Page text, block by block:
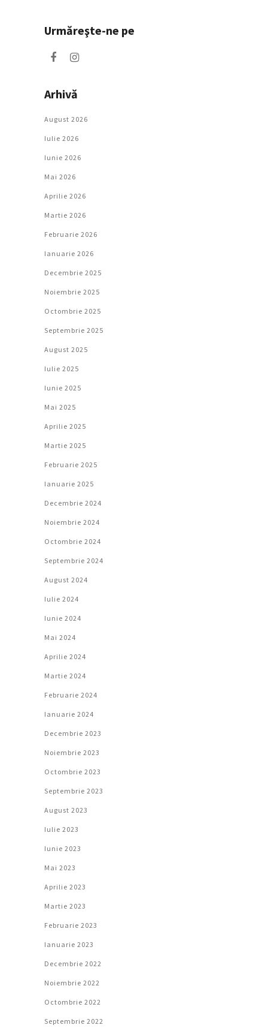
Urmăreşte-ne pe
Arhivă
August 2026
Iulie 2026
Iunie 2026
Mai 2026
Aprilie 2026
Martie 2026
Februarie 2026
Ianuarie 2026
Decembrie 2025
Noiembrie 2025
Octombrie 2025
Septembrie 2025
August 2025
Iulie 2025
Iunie 2025
Mai 2025
Aprilie 2025
Martie 2025
Februarie 2025
Ianuarie 2025
Decembrie 2024
Noiembrie 2024
Octombrie 2024
Septembrie 2024
August 2024
Iulie 2024
Iunie 2024
Mai 2024
Aprilie 2024
Martie 2024
Februarie 2024
Ianuarie 2024
Decembrie 2023
Noiembrie 2023
Octombrie 2023
Septembrie 2023
August 2023
Iulie 2023
Iunie 2023
Mai 2023
Aprilie 2023
Martie 2023
Februarie 2023
Ianuarie 2023
Decembrie 2022
Noiembrie 2022
Octombrie 2022
Septembrie 2022